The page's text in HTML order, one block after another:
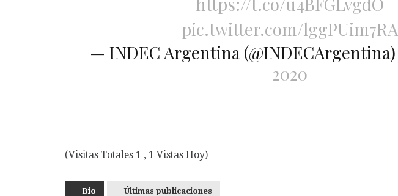
pic.twitter.com/lggPUim7RA
— INDEC Argentina (@INDECArgentina)
2020
(Visitas Totales 1 , 1 Vistas Hoy)
Bio Últimas publicaciones